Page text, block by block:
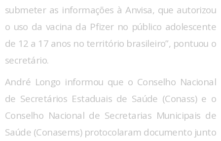
submeter as informações à Anvisa, que autorizou
o uso da vacina da Pfizer no público adolescente
de 12 a 17 anos no território brasileiro”, pontuou o
secretário.
André Longo informou que o Conselho Nacional
de Secretários Estaduais de Saúde (Conass) e o
Conselho Nacional de Secretarias Municipais de
Saúde (Conasems) protocolaram documento junto